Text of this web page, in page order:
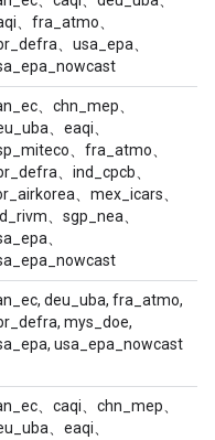
、fra_atmo、
、usa_epa、
、chn_mep、
、eaqi、
、fra_atmo、
、ind_cpcb、
、mex_icars、
、sgp_nea、
、
deu_uba, fra_atmo,
mys_doe,
usa_epa_nowcast
、caqi、chn_mep、
、eaqi、